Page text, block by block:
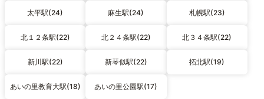
太平駅(24) 麻生駅(24) 札幌駅(23)
北１２条駅(22) 北２４条駅(22) 北３４条駅(22)
新川駅(22) 新琴似駅(22) 拓北駅(19)
あいの里教育大駅(18) あいの里公園駅(17)